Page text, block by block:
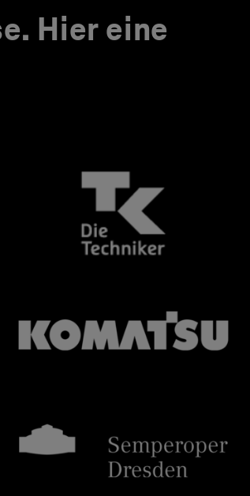
Hier eine